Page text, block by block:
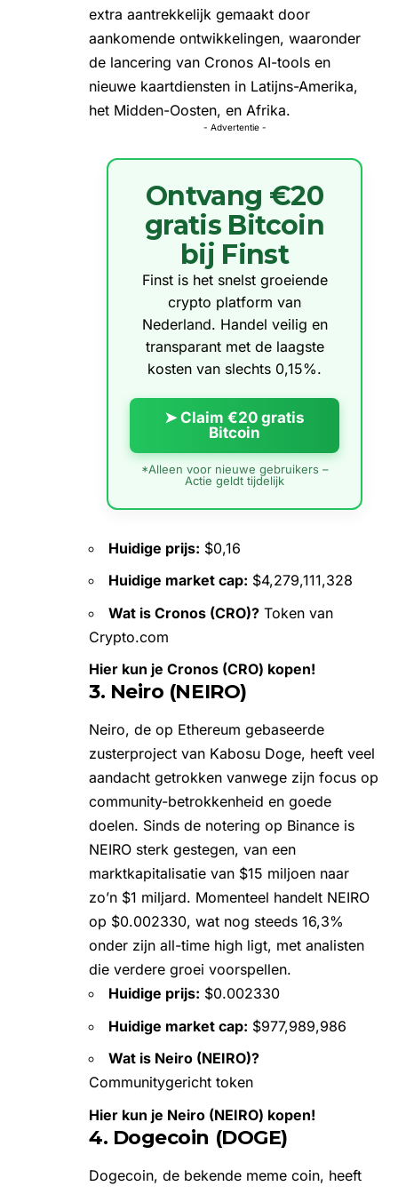
extra aantrekkelijk gemaakt door
aankomende ontwikkelingen, waaronder
de lancering van Cronos AI-tools en
nieuwe kaartdiensten in Latijns-Amerika,
het Midden-Oosten, en Afrika.
- Advertentie -
Ontvang €20
gratis Bitcoin
bij Finst
Finst is het snelst groeiende
crypto platform van
Nederland. Handel veilig en
transparant met de laagste
kosten van slechts 0,15%.
➤ Claim €20 gratis
Bitcoin
*Alleen voor nieuwe gebruikers –
Actie geldt tijdelijk
Huidige prijs: $0,16
Huidige market cap: $4,279,111,328
Wat is Cronos (CRO)? Token van
Crypto.com
Hier kun je Cronos (CRO) kopen!
3. Neiro (NEIRO)
Neiro, de op Ethereum gebaseerde
zusterproject van Kabosu Doge, heeft veel
aandacht getrokken vanwege zijn focus op
community-betrokkenheid en goede
doelen. Sinds de notering op Binance is
NEIRO sterk gestegen, van een
marktkapitalisatie van $15 miljoen naar
zo’n $1 miljard. Momenteel handelt NEIRO
op $0.002330, wat nog steeds 16,3%
onder zijn all-time high ligt, met analisten
die verdere groei voorspellen.
Huidige prijs: $0.002330
Huidige market cap: $977,989,986
Wat is Neiro (NEIRO)?
Communitygericht token
Hier kun je Neiro (NEIRO) kopen!
4. Dogecoin (DOGE)
Dogecoin, de bekende meme coin, heeft